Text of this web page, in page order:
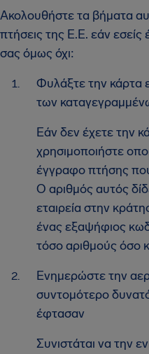
Ακολουθήστε τα βήματα
πτήσεις της Ε.Ε. εάν
σας όμως όχι:
Φυλάξτε την κάρτα
των
Εάν δεν έχετε την
χρησιμοποιήστε
έγγραφο πτήσης
Ο αριθμός αυτός
εταιρεία στην
ένας εξαψήφιος
τόσο αριθμούς όσο
Ενημερώστε την
συντομότερο
έφτασαν
Συνιστάται να την